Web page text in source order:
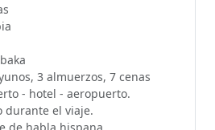
3 almuerzos, 7 cenas
- hotel - aeropuerto.
durante el viaje.
de habla hispana.